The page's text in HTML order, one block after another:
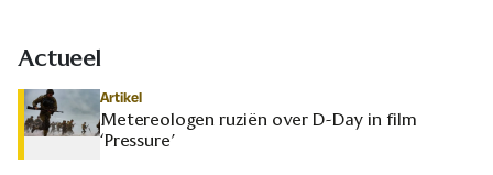
Actueel
Artikel
Metereologen ruziën over D-Day in film
‘Pressure’